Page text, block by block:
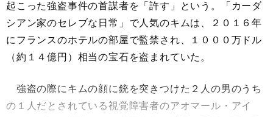
起こった強盗事件の首謀者を「許す」という。「カーダ
シアン家のセレブな日常」で人気のキムは、２０１６年
にフランスのホテルの部屋で監禁され、１０００万ドル
（約１４億円）相当の宝石を盗まれていた。
強盗の際にキムの顔に銃を突きつけた２人の男のうち
の１人だとされている視覚障害者のアオマール・アイ